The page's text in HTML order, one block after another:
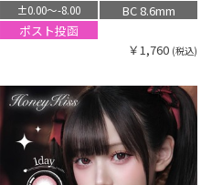
±0.00〜-8.00
BC 8.6mm
ポスト投函
￥1,760 (税込)